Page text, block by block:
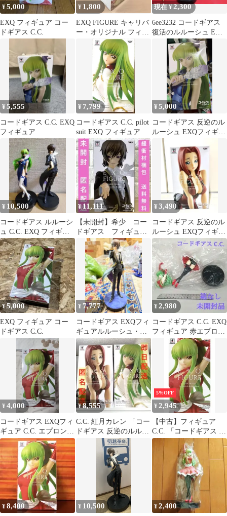
¥5,000
EXQ フィギュア コー
ドギアス C.C.
¥ 1,800
EXQ FIGURE キャリバ
ー・オリジナル フィギ
現在 ¥2,300
6ee3232 コードギアス
復活のルルーシュ EXQ
フィギュア C.C.
¥5,555
コードギアス C.C. EXQ
フィギュア
¥ 7,799
コードギアス C.C. pilot
suit EXQ フィギュア
¥5,000
コードギアス 反逆のル
ルーシュ EXQフィギュ
ア C.C.
¥ 10,500
コードギアス ルルーシ
ュ C.C. EXQ フィギュ
ア
¥11,111
【未開封】希少 コー
ドギアス フィギュ
ア EXQ ルルーシュ
ランペルージ
¥3,490
コードギアス 反逆のル
ルーシュ EXQフィギュ
ア 紅月カレン
¥5,000
EXQ フィギュア コー
ドギアス C.C.
¥ 7,777
コードギアス EXQフィ
ギュアルルーシュ・ラ
ンペルージ 台座カスタ
ム品
¥2,980
コードギアス C.C. EXQ
フィギュア 赤エプロン
箱なし 未使用保管品
¥4,000
コードギアス EXQフィ
ギュア C.C. エプロン
style
¥8,555
C.C. 紅月カレン 「コー
ドギアス 反逆のルルー
シュ」 EXQフィギュア
5%OFF
¥2,945
【中古】フィギュア
C.C. 「コードギアス 反
逆のルルーシュ」 EXQ
フィギュア～C.C. apron
style～
¥8,400 ¥ 10,500 ¥2,400